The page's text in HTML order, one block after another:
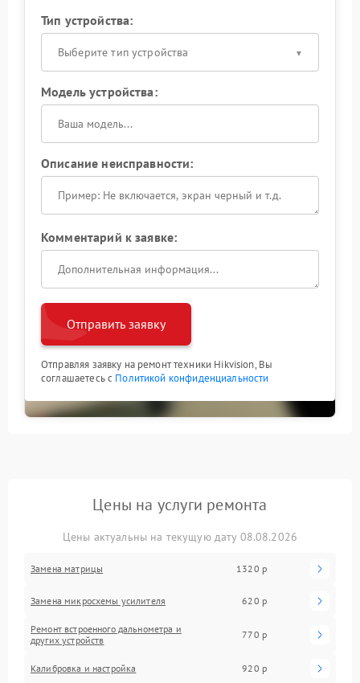
Тип устройства:
Выберите тип устройства
Модель устройства:
Описание неисправности:
Комментарий к заявке:
Отправить заявку
Отправляя заявку на ремонт техники Hikvision, Вы
соглашаетесь с Политикой конфиденциальности
Цены на услуги ремонта
Цены актуальны на текущую дату 08.08.2026
Замена матрицы 1320 р
Замена микросхемы усилителя 620 р
Ремонт встроенного дальнометра и
других устройств
770 р
Калибровка и настройка 920 р